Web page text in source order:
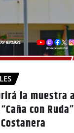
la muestra
con